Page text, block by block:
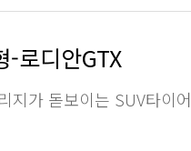
-로디안GTX
지가 돋보이는 SUV타이어